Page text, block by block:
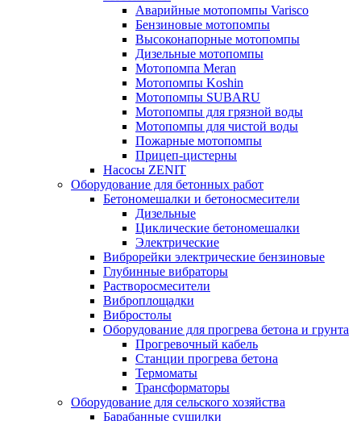
Аварийные мотопомпы Varisco
Бензиновые мотопомпы
Высоконапорные мотопомпы
Дизельные мотопомпы
Мотопомпа Meran
Мотопомпы Koshin
Мотопомпы SUBARU
Мотопомпы для грязной воды
Мотопомпы для чистой воды
Пожарные мотопомпы
Прицеп-цистерны
Насосы ZENIT
Оборудование для бетонных работ
Бетономешалки и бетоносмесители
Дизельные
Циклические бетономешалки
Электрические
Виброрейки электрические бензиновые
Глубинные вибраторы
Растворосмесители
Виброплощадки
Вибростолы
Оборудование для прогрева бетона и грунта
Прогревочный кабель
Станции прогрева бетона
Термоматы
Трансформаторы
Оборудование для сельского хозяйства
Барабанные сушилки